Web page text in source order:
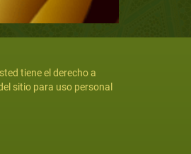
tiene el derecho a
sitio para uso personal